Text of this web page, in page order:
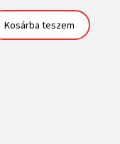
Kosárba teszem